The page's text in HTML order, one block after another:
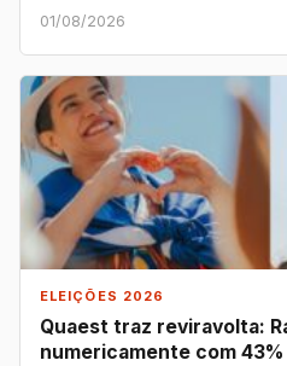
01/08/2026
ELEIÇÕES 2026
Quaest traz reviravolta:
numericamente com 43%